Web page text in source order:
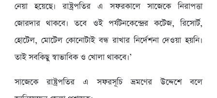
নেয়া হয়েছে। রাষ্ট্রপতির এ সফরকালে সাজেকে নিরাপত্তা
জোরদার থাকবে। তবে ওই পর্যটনকেন্দ্রের কটেজ, রিসোর্ট,
হোটেল, মোটেল কোনোটাই বন্ধ রাখার নির্দেশনা দেওয়া হয়নি।
তাই সবকিছু স্বাভাবিক ও খোলা থাকবে।’
সাজেকে রাষ্ট্রপতির এ সফরসূচি ভ্রমণের উদ্দেশে বলে